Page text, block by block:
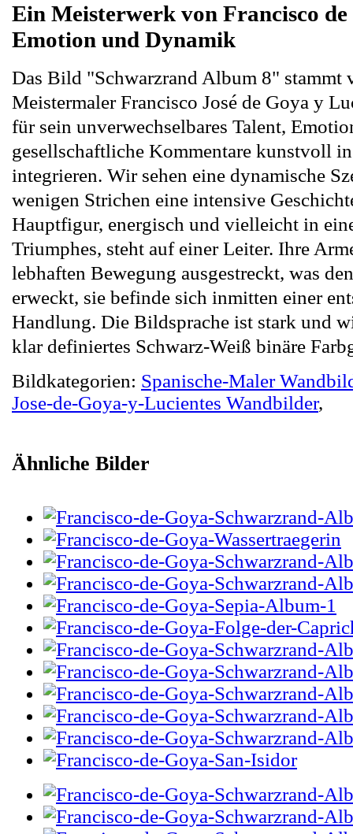
Ein Meisterwerk von Francisco
Emotion und Dynamik
Das Bild "Schwarzrand Album 8" stammt
Meistermaler Francisco José de Goya y
für sein unverwechselbares Talent,
gesellschaftliche Kommentare kunstvoll
integrieren. Wir sehen eine dynamische
wenigen Strichen eine intensive
Hauptfigur, energisch und vielleicht in
Triumphes, steht auf einer Leiter. Ihre
lebhaften Bewegung ausgestreckt, was
erweckt, sie befinde sich inmitten einer
Handlung. Die Bildsprache ist stark und
klar definiertes Schwarz-Weiß binäre
Bildkategorien: Spanische-Maler
Jose-de-Goya-y-Lucientes Wandbilder,
Ähnliche Bilder